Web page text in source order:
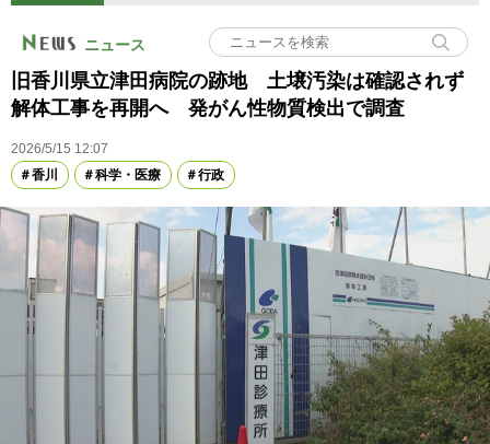
ニュース
旧香川県立津田病院の跡地 土壌汚染は確認されず
解体工事を再開へ 発がん性物質検出で調査
2026/5/15 12:07
香川
科学・医療 行政